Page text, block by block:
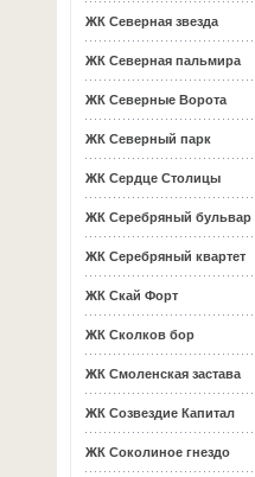
ЖК Северная звезда
ЖК Северная пальмира
ЖК Северные Ворота
ЖК Северный парк
ЖК Сердце Столицы
ЖК Серебряный бульвар
ЖК Серебряный квартет
ЖК Скай Форт
ЖК Сколков бор
ЖК Смоленская застава
ЖК Созвездие Капитал
ЖК Соколиное гнездо